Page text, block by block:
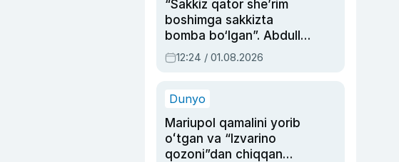
“Sakkiz qator she’rim
boshimga sakkizta
bomba bo‘lgan”. Abdulla
Oripovni siyosiy
ayblovlardan asrab
12:24 / 01.08.2026
Dunyo
Mariupol qamalini yorib
oʻtgan va “Izvarino
qozoni”dan chiqqan